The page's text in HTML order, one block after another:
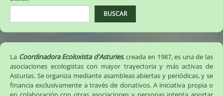
BUSCAR
La Coordinadora Ecoloxista d'Asturies, creada en 1987, es una de las
asociaciones ecologistas con mayor trayectoria y más activas de
Asturias. Se organiza mediante asambleas abiertas y periódicas, y se
financia exclusivamente a través de donativos. A iniciativa propia o